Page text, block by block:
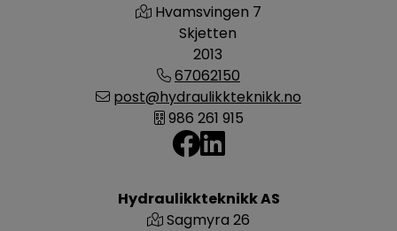
Hvamsvingen 7
Skjetten
2013
67062150
post@hydraulikkteknikk.no
986 261 915
Hydraulikkteknikk AS
Sagmyra 26